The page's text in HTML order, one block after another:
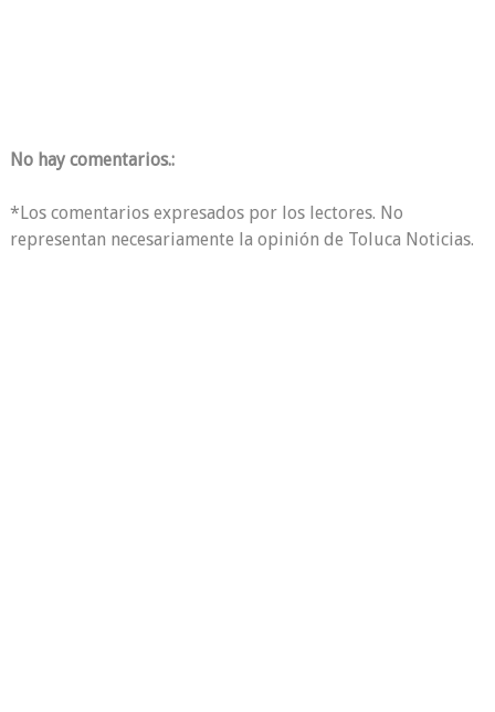
No hay comentarios.:
*Los comentarios expresados por los lectores. No
representan necesariamente la opinión de Toluca Noticias.